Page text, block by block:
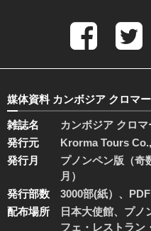
媒体資料 カンボジア クロマ
雑誌名
カンボジア クロ
発行元
Krorma Tours
発行月
プノンペン版（奇
月）
発行部数
3000部(紙）、
配布場所
日本大使館、プノ
フェ・レストラン